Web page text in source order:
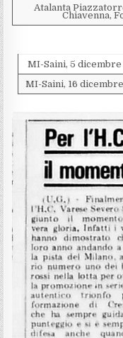
Atalanta
Chiavenna,
MI-Saini, 5 dicembre
MI-Saini, 16